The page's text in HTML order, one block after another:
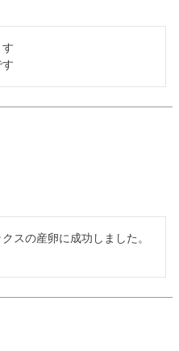
スの産卵に成功しました。